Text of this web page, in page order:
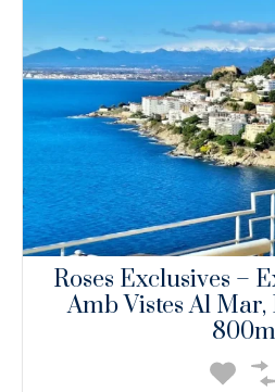
Roses Exclusives –
Amb Vistes Al Mar,
800m